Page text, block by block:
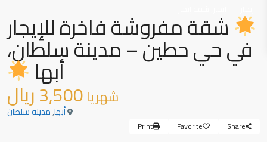
شقة مفروشة فاخرة للإيجار
في حي حطين – مدينة سلطان،
أبها
شهريا3,500 ريال
أبها,مدينه سلطان
Share
Favorite
Print